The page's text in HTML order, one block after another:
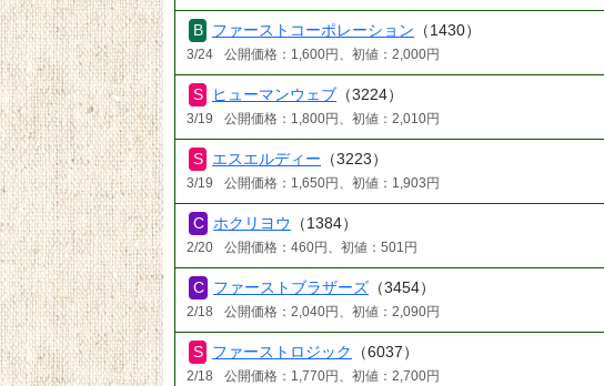
ファーストコーポレーション （1430）
3/24 公開価格：1,600円、初値：2,000円
ヒューマンウェブ （3224）
3/19 公開価格：1,800円、初値：2,010円
エスエルディー （3223）
3/19 公開価格：1,650円、初値：1,903円
ホクリヨウ （1384）
2/20 公開価格：460円、初値：501円
ファーストブラザーズ （3454）
2/18 公開価格：2,040円、初値：2,090円
ファーストロジック （6037）
2/18 公開価格：1,770円、初値：2,700円